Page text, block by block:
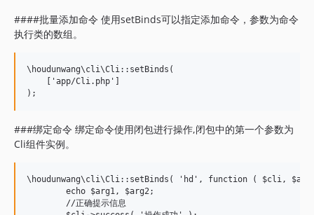
####批量添加命令 使用setBinds可以指定添加命令，参数为命令
执行类的数组。
\houdunwang\cli\Cli::setBinds(
    ['app/Cli.php']
###绑定命令 绑定命令使用闭包进行操作,闭包中的第一个参数为
Cli组件实例。
\houdunwang\cli\Cli::setBinds( 'hd', function ( $cli,